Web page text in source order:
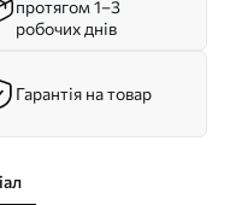
протягом 1–3
робочих днів
Гарантія на товар